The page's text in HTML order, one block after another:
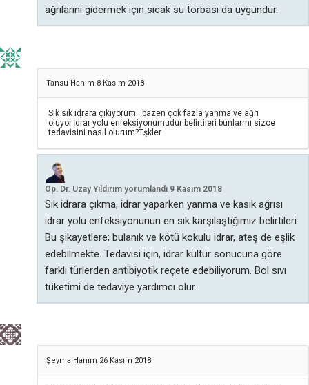
ağrılarını gidermek için sıcak su torbası da uygundur.
Tansu Hanım 8 Kasım 2018
Sık sık idrara çıkıyorum…bazen çok fazla yanma ve ağrı
oluyor.İdrar yolu enfeksiyonumudur belirtileri bunlarmı sizce
tedavisini nasıl olurum?Tşkler
Op. Dr. Uzay Yıldırım yorumlandı 9 Kasım 2018
Sık idrara çıkma, idrar yaparken yanma ve kasık ağrısı
idrar yolu enfeksiyonunun en sık karşılaştığımız belirtileri.
Bu şikayetlere; bulanık ve kötü kokulu idrar, ateş de eşlik
edebilmekte. Tedavisi için, idrar kültür sonucuna göre
farklı türlerden antibiyotik reçete edebiliyorum. Bol sıvı
tüketimi de tedaviye yardımcı olur.
Şeyma Hanım 26 Kasım 2018